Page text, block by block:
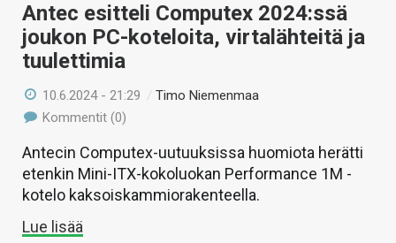
Antec esitteli Computex 2024:ssä
joukon PC-koteloita, virtalähteitä ja
tuulettimia
10.6.2024 - 21:29 /Timo Niemenmaa
Kommentit (0)
Antecin Computex-uutuuksissa huomiota herätti
etenkin Mini-ITX-kokoluokan Performance 1M -
kotelo kaksoiskammiorakenteella.
Lue lisää